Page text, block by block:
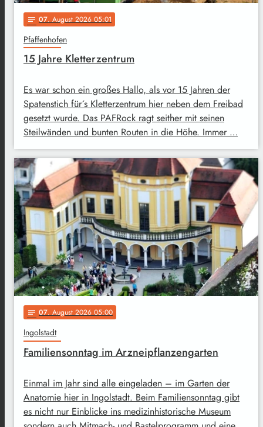
notes 07. August 2026 05:01
Pfaffenhofen
15 Jahre Kletterzentrum
Es war schon ein großes Hallo, als vor 15 Jahren der
Spatenstich für´s Kletterzentrum hier neben dem Freibad
gesetzt wurde. Das PAFRock ragt seither mit seinen
Steilwänden und bunten Routen in die Höhe. Immer …
notes 07. August 2026 05:00
Ingolstadt
Familiensonntag im Arzneipflanzengarten
Einmal im Jahr sind alle eingeladen – im Garten der
Anatomie hier in Ingolstadt. Beim Familiensonntag gibt
es nicht nur Einblicke ins medizinhistorische Museum